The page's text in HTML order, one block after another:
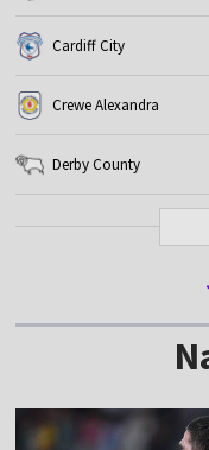
Cardiff City
Crewe Alexandra
Derby County